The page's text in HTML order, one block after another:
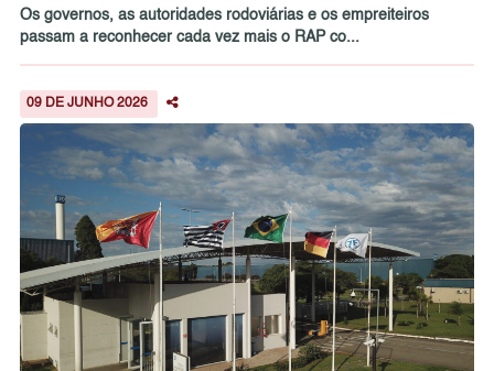
Os governos, as autoridades rodoviárias e os empreiteiros
passam a reconhecer cada vez mais o RAP co...
09 DE JUNHO 2026